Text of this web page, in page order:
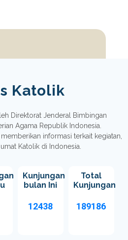
Katolik
Direktorat Jenderal Bimbingan
Agama Republik Indonesia.
informasi terkait kegiatan,
Katolik di Indonesia.
Kunjungan
bulan Ini
12438
Total
Kunjungan
189186